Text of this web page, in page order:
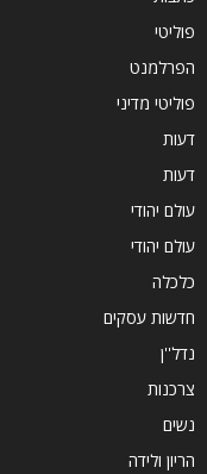
פוליטי
הפרלמנט
פוליטי מדיני
דעות
דעות
עולם יהודי
עולם יהודי
כלכלה
חדשות עסקים
נדל''ן
צרכנות
נשים
הריון ולידה